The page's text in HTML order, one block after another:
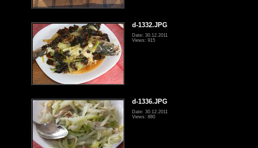
d-1332.JPG
Date: 30.12.2011
Views: 915
d-1336.JPG
Date: 30.12.2011
Views: 880